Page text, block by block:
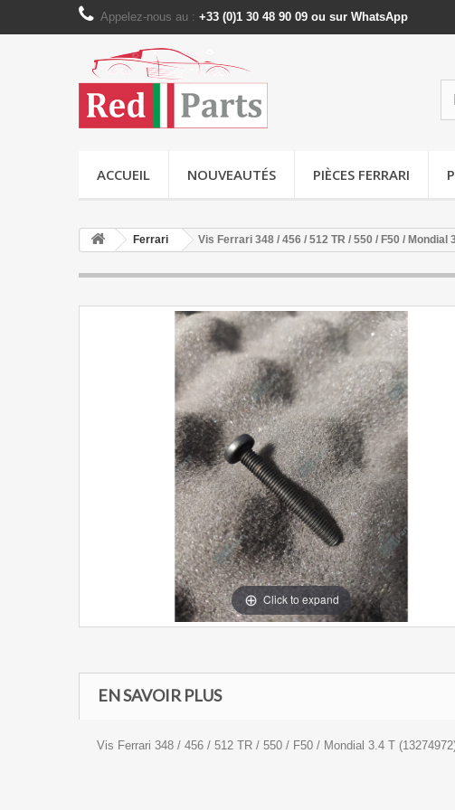
Appelez-nous au : +33 (0)1 30 48 90 09 ou sur WhatsApp
ACCUEIL NOUVEAUTÉS PIÈCES FERRARI
Ferrari Vis Ferrari 348 / 456 / 512 TR / 550 / F50 / Mondial
Click to expand
EN SAVOIR PLUS
Vis Ferrari 348 / 456 / 512 TR / 550 / F50 / Mondial 3.4 T